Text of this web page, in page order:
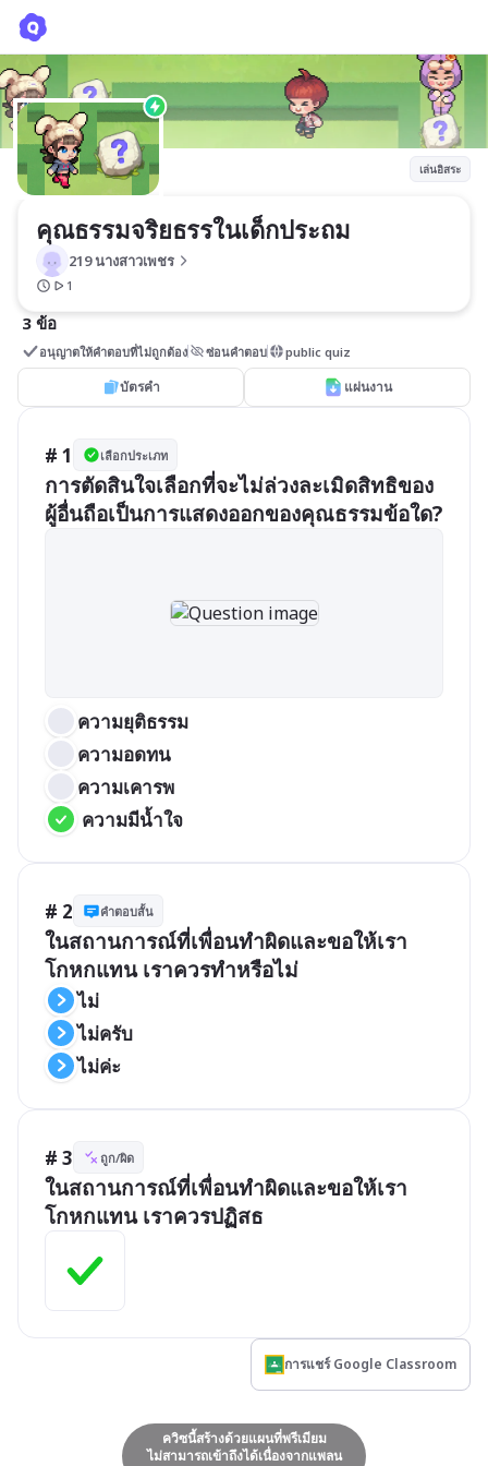
เล่นอิสระ
คุณธรรมจริยธรรในเด็กประถม
219 นางสาวเพชร
1
3 ข้อ
อนุญาตให้คำตอบที่ไม่ถูกต้อง ซ่อนคำตอบ public quiz
บัตรคำ แผ่นงาน
# 1 เลือกประเภท
การตัดสินใจเลือกที่จะไม่ล่วงละเมิดสิทธิของ
ผู้อื่นถือเป็นการแสดงออกของคุณธรรมข้อใด?
ความยุติธรรม
ความอดทน
ความเคารพ
ความมีน้ำใจ
# 2 คำตอบสั้น
ในสถานการณ์ที่เพื่อนทำผิดและขอให้เรา
โกหกแทน เราควรทำหรือไม่
ไม่
ไม่ครับ
ไม่ค่ะ
# 3 ถูก/ผิด
ในสถานการณ์ที่เพื่อนทำผิดและขอให้เรา
โกหกแทน เราควรปฏิสธ
การแชร์ Google Classroom
ควิซนี้สร้างด้วยแผนที่พรีเมียม
ไม่สามารถเข้าถึงได้เนื่องจากแพลน